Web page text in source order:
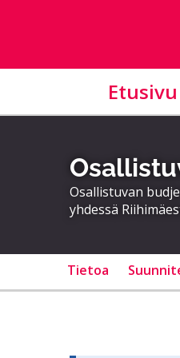
Etusivu
Osallistuvan
yhdessä
Tietoa